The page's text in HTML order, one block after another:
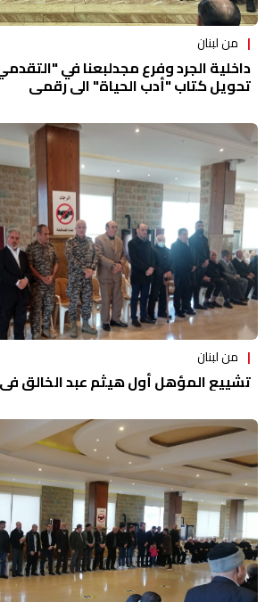
من لبنان
داخلية الجرد وفرع مجدلبعنا في
تحويل كتاب "أدب الحياة" الى رقمي
من لبنان
تشييع المؤهل أول هيثم عبد الخالق في